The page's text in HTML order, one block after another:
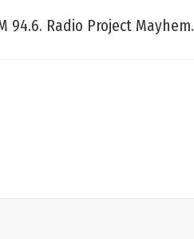
94.6. Radio Project Mayhem.